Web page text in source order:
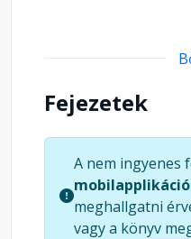
Fejezetek
A nem ingyenes
meghallgatni
vagy a könyv